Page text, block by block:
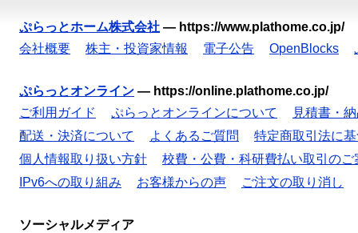
ぷらっとホーム株式会社 — https://www.plathome.co.jp/
会社概要
株主・投資家情報 電子公告 OpenBlocks
ぷらっとオンライン — https://online.plathome.co.jp/
ご利用ガイド
ぷらっとオンラインについて
見積書・
配送・決済について
よくあるご質問
特定商取引法に
個人情報取り扱い方針
校費・公費・科研費払い取引のご
IPv6への取り組み
お客様からの声 ご注文の取り消し
ソーシャルメディア